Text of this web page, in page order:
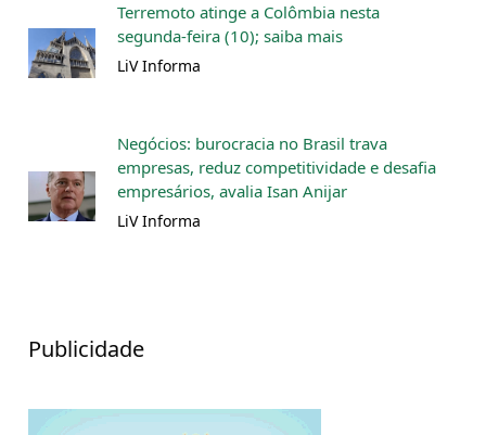
Terremoto atinge a Colômbia nesta
segunda-feira (10); saiba mais
LiV Informa
Negócios: burocracia no Brasil trava
empresas, reduz competitividade e desafia
empresários, avalia Isan Anijar
LiV Informa
Publicidade